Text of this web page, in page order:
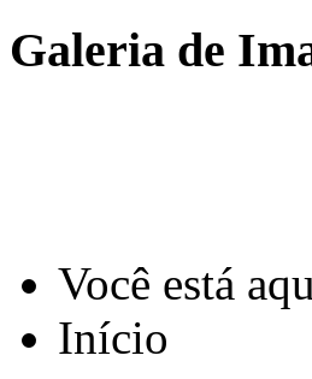
Galeria de
Você está
Início